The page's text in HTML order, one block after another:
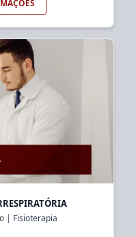
| Fisioterapia